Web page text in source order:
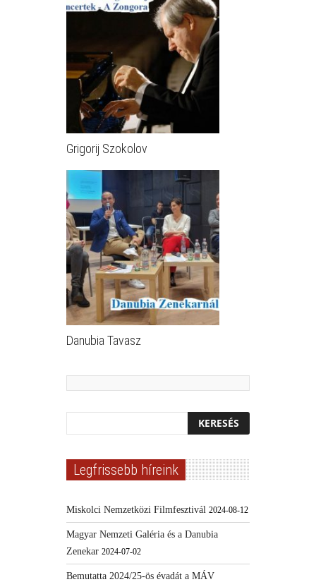
Grigorij Szokolov
Danubia Tavasz
Legfrissebb híreink
Miskolci Nemzetközi Filmfesztivál 2024-08-12
Magyar Nemzeti Galéria és a Danubia
Zenekar 2024-07-02
Bemutatta 2024/25-ös évadát a MÁV